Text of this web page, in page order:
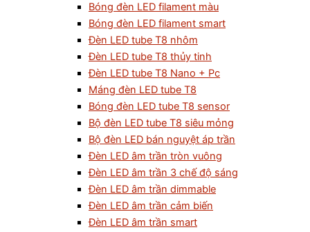
Bóng đèn LED filament màu
Bóng đèn LED filament smart
Đèn LED tube T8 nhôm
Đèn LED tube T8 thủy tinh
Đèn LED tube T8 Nano + Pc
Máng đèn LED tube T8
Bóng đèn LED tube T8 sensor
Bộ đèn LED tube T8 siêu mỏng
Bộ đèn LED bán nguyệt áp trần
Đèn LED âm trần tròn vuông
Đèn LED âm trần 3 chế độ sáng
Đèn LED âm trần dimmable
Đèn LED âm trần cảm biến
Đèn LED âm trần smart